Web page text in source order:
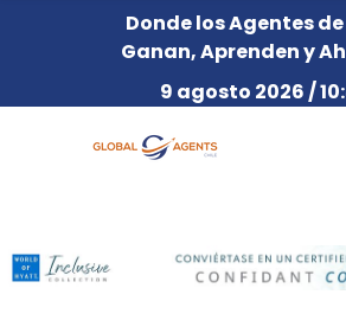
Donde los Agentes
Ganan, Aprenden y
9 agosto 2026 /